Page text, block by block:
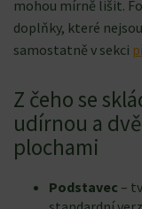
mohou mírně lišit.
doplňky, které
samostatně v sekci
Z čeho se
udírnou a
plochami
Podstavec –